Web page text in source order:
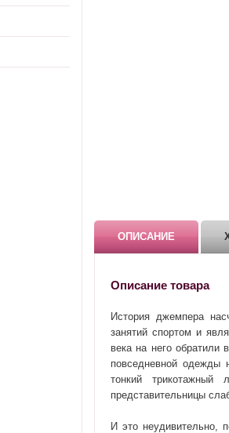
ОПИСАНИЕ
Описание товара
История джемпера
занятий спортом и
века на него обратили
повседневной
тонкий
представительницы
И это неудивительно,